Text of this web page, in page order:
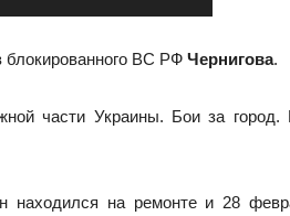
блокированного ВС РФ Чернигова.
части Украины. Бои за город.
находился на ремонте и 28